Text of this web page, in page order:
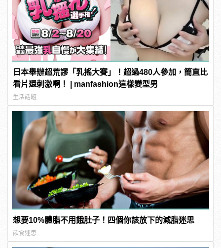
日本舉辦超荒謬「乳搖大賽」！超過480人參加，簡直比
看片還刺激啊！ | manfashion這樣變型男
生活話題
想要10%體脂不用餓肚子！四個你該放下的減脂迷思
飲食迷思